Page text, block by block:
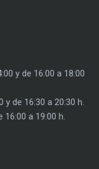
y de 16:00 a 18:00
y de 16:30 a 20:30 h.
16:00 a 19:00 h.